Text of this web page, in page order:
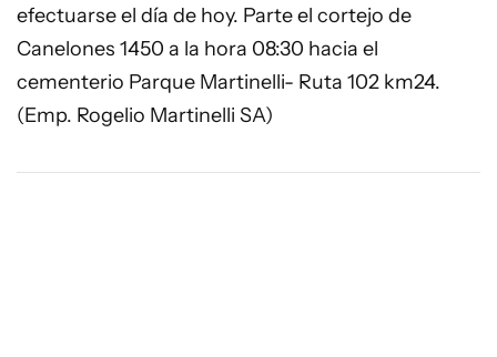
efectuarse el día de hoy. Parte el cortejo de
Canelones 1450 a la hora 08:30 hacia el
cementerio Parque Martinelli- Ruta 102 km24.
(Emp. Rogelio Martinelli SA)